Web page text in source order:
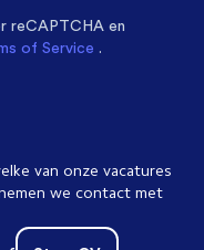
reCAPTCHA en
of Service .
van onze vacatures
we contact met